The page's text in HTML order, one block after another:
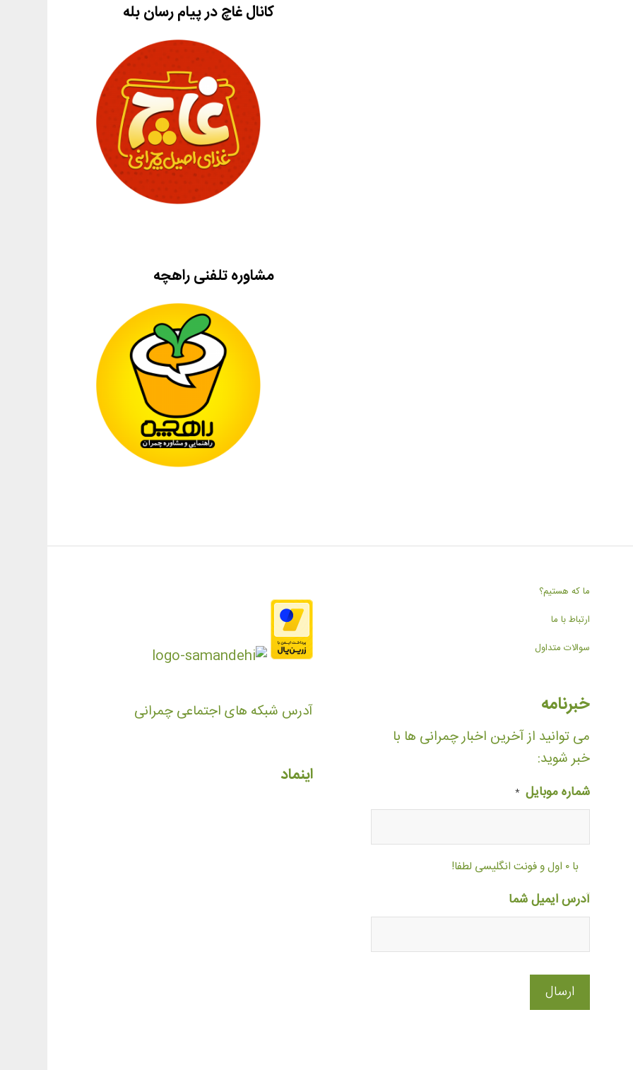
کانال غاچ در پیام رسان بله
مشاوره تلفنی راهچه
ما که هستیم؟
ارتباط با ما
سوالات متداول
خبرنامه
می توانید از آخرین اخبار چمرانی ها با
خبر شوید:
شماره موبایل *
با ۰ اول و فونت انگلیسی لطفا!
آدرس ایمیل شما
آدرس شبکه های اجتماعی چمرانی
اینماد